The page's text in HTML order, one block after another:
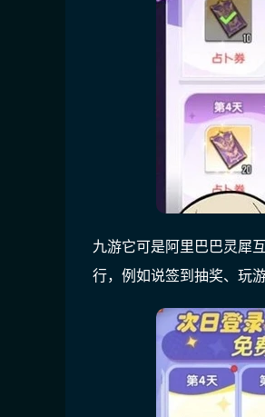
九游它可是阿里巴巴灵犀
行，例如说签到抽奖、玩